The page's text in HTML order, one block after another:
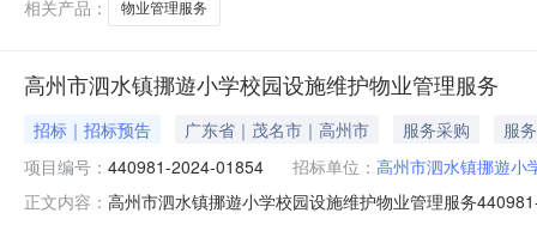
相关产品：
物业管理服务
高州市泗水镇挪遊小学校园设施维护物业管理服务
招标｜招标预告 广东省｜茂名市｜高州市 服务采购
服务
项目编号： 440981-2024-01854 招标单位： 高州市泗水镇挪遊小
正文内容： 高州市泗水镇挪遊小学校园设施维护物业管理服务